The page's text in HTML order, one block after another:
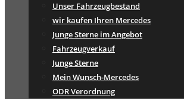
Unser Fahrzeugbestand
wir kaufen Ihren Mercedes
Junge Sterne im Angebot
Fahrzeugverkauf
Junge Sterne
Mein Wunsch-Mercedes
ODR Verordnung